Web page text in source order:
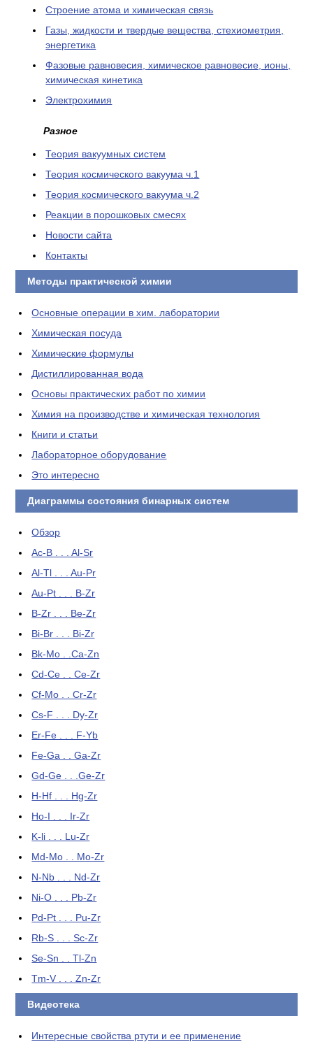
Cтроение атома и химическая связь
Газы, жидкости и твердые вещества, стехиометрия,
энергетика
Фазовые равновесия, химическое равновесие, ионы,
химическая кинетика
Электрохимия
Разное
Теория вакуумных систем
Теория космического вакуума ч.1
Теория космического вакуума ч.2
Реакции в порошковых смесях
Новости сайта
Контакты
Методы практической химии
Основные операции в хим. лаборатории
Химическая посуда
Химические формулы
Дистиллированная вода
Основы практических работ по химии
Химия на производстве и химическая технология
Книги и статьи
Лабораторное оборудование
Это интересно
Диаграммы состояния бинарных систем
Обзор
Ac-B . . . Al-Sr
Al-Tl . . . Au-Pr
Au-Pt . . . B-Zr
B-Zr . . . Be-Zr
Bi-Br . . . Bi-Zr
Bk-Mo . .Ca-Zn
Cd-Ce . . Ce-Zr
Cf-Mo . . Cr-Zr
Cs-F . . . Dy-Zr
Er-Fe . . . F-Yb
Fe-Ga . . Ga-Zr
Gd-Ge . . .Ge-Zr
H-Hf . . . Hg-Zr
Ho-I . . . Ir-Zr
K-li . . . Lu-Zr
Md-Mo . . Mo-Zr
N-Nb . . . Nd-Zr
Ni-O . . . Pb-Zr
Pd-Pt . . . Pu-Zr
Rb-S . . . Sc-Zr
Se-Sn . . Tl-Zn
Tm-V . . . Zn-Zr
Видеотека
Интересные свойства ртути и ее применение